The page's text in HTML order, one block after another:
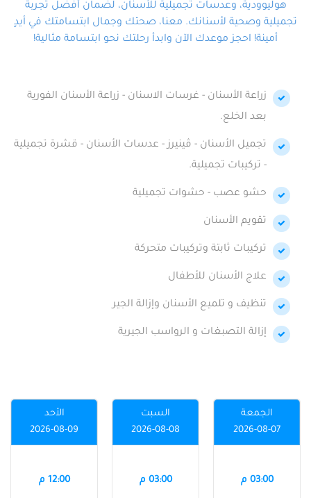
هوليوودية، وعدسات تجميلية للأسنان، لضمان أفضل تجربة
تجميلية وصحية لأسنانك. معنا، صحتك وجمال ابتسامتك في أيدٍ
أمينة! احجز موعدك الآن وابدأ رحلتك نحو ابتسامة مثالية!
زراعة الأسنان - غرسات الاسنان - زراعة الأسنان الفورية
بعد الخلع.
تجميل الأسنان - ڤينيرز - عدسات الأسنان - قشرة تجميلية
- تركيبات تجميلية.
حشو عصب - حشوات تجميلية
تقويم الأسنان
تركيبات ثابتة وتركيبات متحركة
علاج الأسنان للأطفال
تنظيف و تلميع الأسنان وإزالة الجير
إزالة التصبغات و الرواسب الجيرية
الجمعة
2026-08-07
03:00 م
السبت
2026-08-08
03:00 م
الأحد
2026-08-09
12:00 م